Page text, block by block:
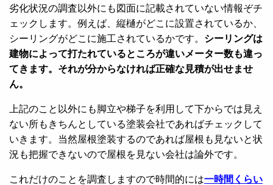
劣化状況の調査以外にも図面に記載されていない情報ぞチ
ェックします。例えば、縦樋がどこに設置されているか、
シーリングがどこに施工されているかです。 シーリングは
建物によって打たれているところが違いメーター数も違っ
てきます。それが分からなければ正確な見積が出せませ
ん。
上記のこと以外にも脚立や梯子を利用して下からでは見え
ない所もきちんとしている塗装会社であればチェックして
いきます。当然屋根塗装するのであれば屋根も見ないと状
況も把握できないので屋根を見ない会社は論外です。
これだけのことを調査しますので時間的には一時間くらい